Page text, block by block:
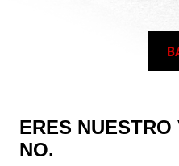
ERES NUESTRO
NO.